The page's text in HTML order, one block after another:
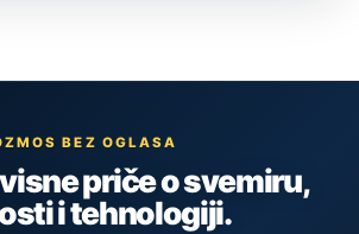
BEZ OGLASA
priče o svemiru,
i tehnologiji.